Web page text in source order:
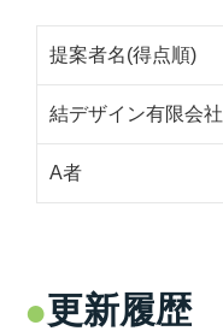
提案者名(得点順)
結デザイン有限会社
A者
更新履歴